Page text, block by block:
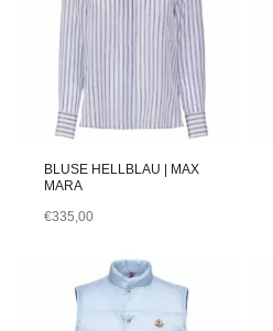
BLUSE HELLBLAU | MAX
MARA
€335,00